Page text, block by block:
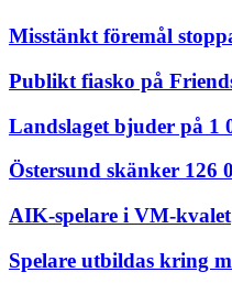
Misstänkt föremål
Publikt fiasko på
Landslaget bjuder på 1
Östersund skänker 126
AIK-spelare i VM-kvalet
Spelare utbildas kring